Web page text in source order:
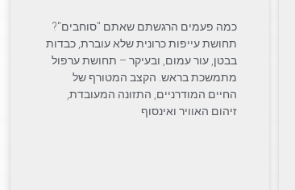
כמה פעמים הרגשתם שאתם "סוחבים"?
תחושת עייפות כרונית שלא עוברת, כבדות
בבטן, עור עמום, ובעיקר – תחושת ערפול
מתמשכת בראש. הקצב המטורף של
החיים המודרניים, התזונה המעובדת,
זיהום האוויר ואינסוף